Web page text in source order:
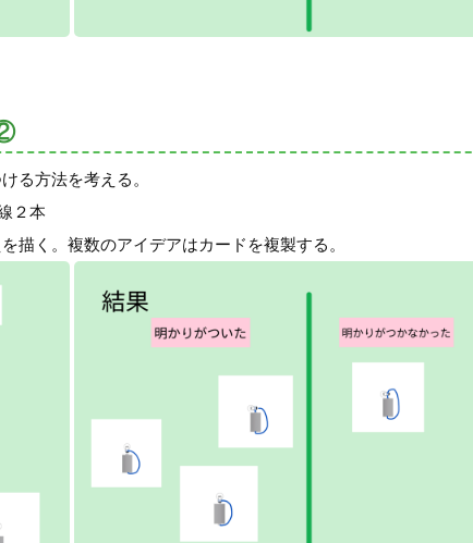
る方法を考える。
２本
描く。複数のアイデアはカードを複製する。